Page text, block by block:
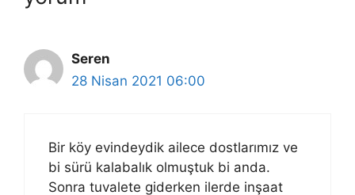
Seren
28 Nisan 2021 06:00
Bir köy evindeydik ailece dostlarımız ve
bi sürü kalabalık olmuştuk bi anda.
Sonra tuvalete giderken ilerde inşaat